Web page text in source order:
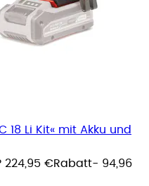
18 Li Kit« mit Akku und
224,95 €Rabatt- 94,96